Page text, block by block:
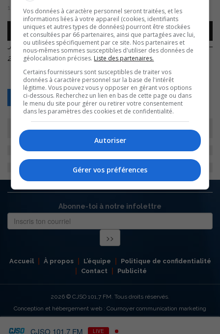
15 novembre 2022 | Par Sylvain Rochon
Lecteur
audio
00:00 00:00
Jacques Gauthier – Crise de confiance – Cégep –
20221115.
Retour
Abonne-toi à notre infolettre
Accueil À propos L’équipe
Politique de confidentialité
Contact
Publicité
2026 © CJSO 101,7 FM. Tous droits réservés.
Conception et hébergement web : Cournoyer communication marketing
CJSO 101,7 FM LIVE
Vos données à caractère personnel seront traitées, et les
informations liées à votre appareil (cookies, identifiants
uniques et autres types de données) pourront être stockées
et consultées par 66 partenaires, ainsi que partagées avec lui,
ou utilisées spécifiquement par ce site. Nos partenaires et
nous-mêmes sommes susceptibles d'utiliser des données de
géolocalisation précises. Liste des partenaires.
Certains fournisseurs sont susceptibles de traiter vos
données à caractère personnel sur la base de l'intérêt
légitime. Vous pouvez vous y opposer en gérant vos options
ci-dessous. Recherchez un lien en bas de cette page ou dans
le menu du site pour gérer ou retirer votre consentement
dans les paramètres des cookies et de confidentialité.
Autoriser
Gérer vos préférences